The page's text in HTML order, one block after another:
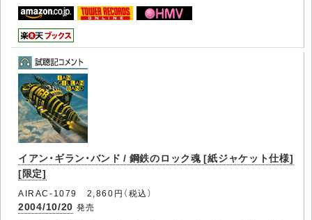
イアン・ギラン・バンド / 鋼鉄のロック魂 [紙ジャケット仕様]
[限定]
AIRAC-1079 2,860円（税込）
2004/10/20 発売